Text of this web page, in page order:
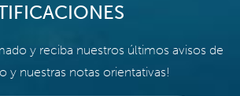
y reciba nuestros últimos avisos de
y nuestras notas orientativas!